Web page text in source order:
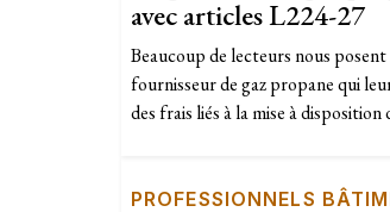
avec articles L224-27
Beaucoup de lecteurs nous
fournisseur de gaz propane qui
des frais liés à la mise à disposition
PROFESSIONNELS